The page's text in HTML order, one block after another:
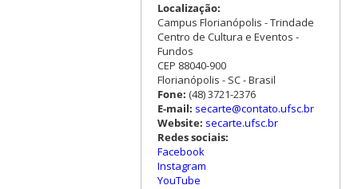
Localização:
Campus Florianópolis - Trindade
Centro de Cultura e Eventos -
Fundos
CEP 88040-900
Florianópolis - SC - Brasil
Fone: (48) 3721-2376
E-mail: secarte@contato.ufsc.br
Website: secarte.ufsc.br
Redes sociais:
Facebook
Instagram
YouTube